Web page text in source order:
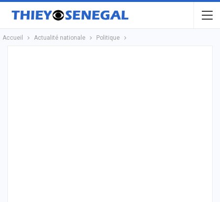
Accueil Actualité nationale Politique